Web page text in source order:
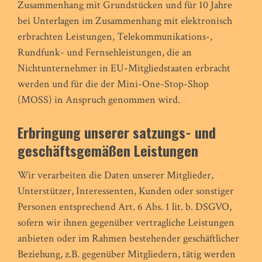
Zusammenhang mit Grundstücken und für 10 Jahre
bei Unterlagen im Zusammenhang mit elektronisch
erbrachten Leistungen, Telekommunikations-,
Rundfunk- und Fernsehleistungen, die an
Nichtunternehmer in EU-Mitgliedstaaten erbracht
werden und für die der Mini-One-Stop-Shop
(MOSS) in Anspruch genommen wird.
Erbringung unserer satzungs- und
geschäftsgemäßen Leistungen
Wir verarbeiten die Daten unserer Mitglieder,
Unterstützer, Interessenten, Kunden oder sonstiger
Personen entsprechend Art. 6 Abs. 1 lit. b. DSGVO,
sofern wir ihnen gegenüber vertragliche Leistungen
anbieten oder im Rahmen bestehender geschäftlicher
Beziehung, z.B. gegenüber Mitgliedern, tätig werden